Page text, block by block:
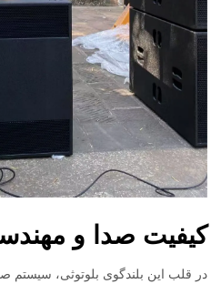
کیفیت صدا و
در قلب این بلندگوی بلوتوثی، سیستم